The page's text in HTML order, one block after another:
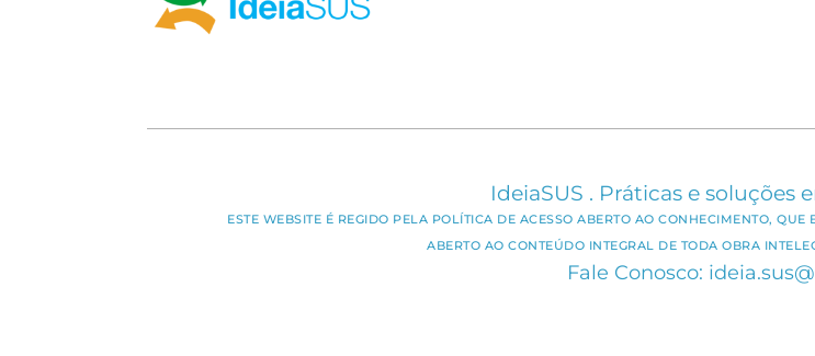
IdeiaSUS . Práticas e soluções
ESTE WEBSITE É REGIDO PELA POLÍTICA DE ACESSO ABERTO AO CONHECIMENTO,
ABERTO AO CONTEÚDO INTEGRAL DE TODA OBRA
Fale Conosco: